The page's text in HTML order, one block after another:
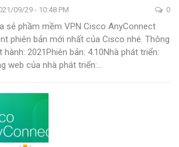
09/29 - 10:48 PM 0
sẻ phầm mềm VPN Cisco AnyConnect
phiên bản mới nhất của Cisco nhé. Thông
hành: 2021Phiên bản: 4.10Nhà phát triển:
web của nhà phát triển:…